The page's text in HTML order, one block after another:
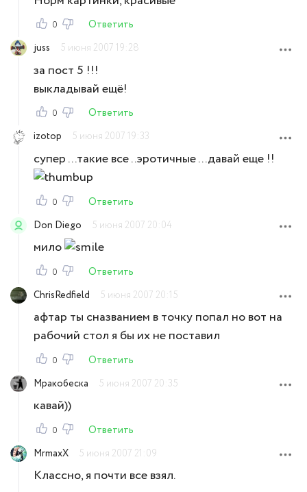
0
Ответить
juss
5 июня 2007 19:28
за пост 5 !!!
выкладывай ещё!
0
Ответить
izotop
5 июня 2007 19:33
супер ...такие все ..эротичные ...давай еще !!
0
Ответить
Don Diego
5 июня 2007 20:04
мило
0
Ответить
ChrisRedfield
5 июня 2007 20:15
афтар ты сназванием в точку попал но вот на
рабочий стол я бы их не поставил
0
Ответить
Мракобеска
5 июня 2007 20:35
кавай))
0
Ответить
MrmaxX
5 июня 2007 21:09
Классно, я почти все взял.